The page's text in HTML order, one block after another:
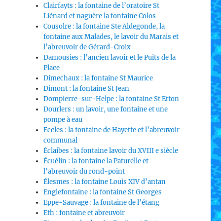
Clairfayts : la fontaine de l’oratoire St
Liénard et naguère la fontaine Colos
Cousolre : la fontaine Ste Aldegonde, la
fontaine aux Malades, le lavoir du Marais et
l’abreuvoir de Gérard-Croix
Damousies : l’ancien lavoir et le Puits de la
Place
Dimechaux : la fontaine St Maurice
Dimont : la fontaine St Jean
Dompierre-sur-Helpe : la fontaine St Etton
Dourlers : un lavoir, une fontaine et une
pompe à eau
Eccles : la fontaine de Hayette et l’abreuvoir
communal
Éclaibes : la fontaine lavoir du XVIII e siècle
Écuélin : la fontaine la Paturelle et
l’abreuvoir du rond-point
Élesmes : la fontaine Louis XIV d’antan
Englefontaine : la fontaine St Georges
Eppe-Sauvage : la fontaine de l’étang
Eth : fontaine et abreuvoir